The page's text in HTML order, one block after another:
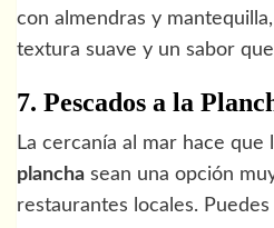
con almendras y
textura suave y un sabor
7. Pescados a la
La cercanía al mar hace que
plancha sean una opción
restaurantes locales.